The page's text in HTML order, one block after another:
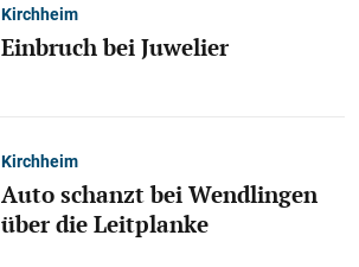
Kirchheim
Einbruch bei Juwelier
Kirchheim
Auto schanzt bei Wendlingen
über die Leitplanke